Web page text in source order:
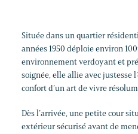
Située dans un quartier
années 1950 déploie environ
environnement verdoyant et
soignée, elle allie avec justesse
confort d’un art de vivre
Dès l’arrivée, une petite cour
extérieur sécurisé avant de